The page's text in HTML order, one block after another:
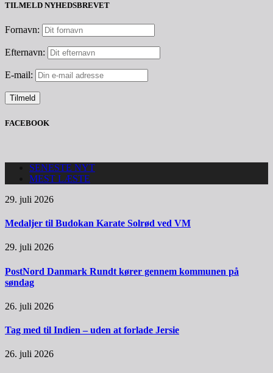
TILMELD NYHEDSBREVET
Fornavn:
Efternavn:
E-mail:
FACEBOOK
SENESTE NYT
MEST LÆSTE
29. juli 2026
Medaljer til Budokan Karate Solrød ved VM
29. juli 2026
PostNord Danmark Rundt kører gennem kommunen på
søndag
26. juli 2026
Tag med til Indien – uden at forlade Jersie
26. juli 2026